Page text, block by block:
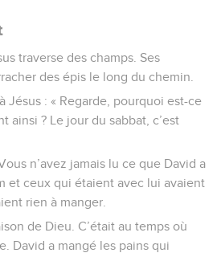
traverse des champs. Ses
des épis le long du chemin.
Jésus : « Regarde, pourquoi est-ce
ainsi ? Le jour du sabbat, c’est
n’avez jamais lu ce que David a
et ceux qui étaient avec lui avaient
rien à manger.
de Dieu. C’était au temps où
David a mangé les pains qui